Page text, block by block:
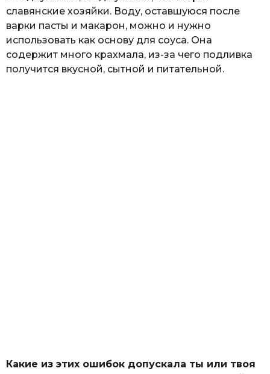
славянские хозяйки. Воду, оставшуюся после
варки пасты и макарон, можно и нужно
использовать как основу для соуса. Она
содержит много крахмала, из-за чего подливка
получится вкусной, сытной и питательной.
Какие из этих ошибок допускала ты или твоя